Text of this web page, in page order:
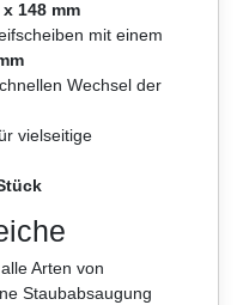
148 mm
mit einem
Wechsel der
vielseitige
Arten von
Staubabsaugung